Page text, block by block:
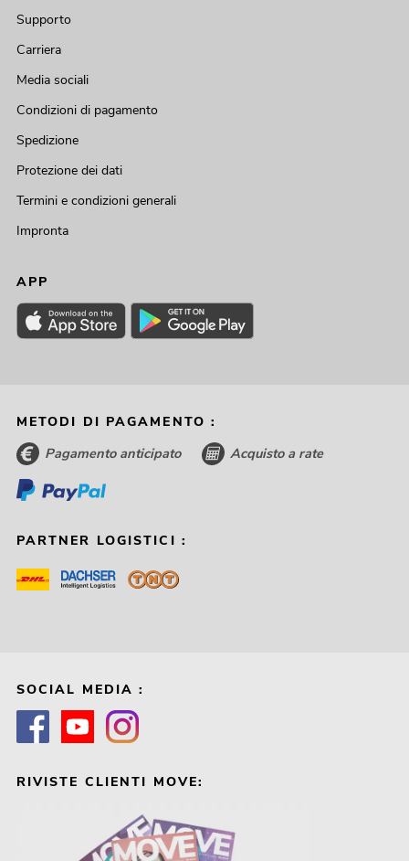
Supporto
Carriera
Media sociali
Condizioni di pagamento
Spedizione
Protezione dei dati
Termini e condizioni generali
Impronta
APP
METODI DI PAGAMENTO :
Pagamento anticipato Acquisto a rate
PARTNER LOGISTICI :
SOCIAL MEDIA :
RIVISTE CLIENTI MOVE: